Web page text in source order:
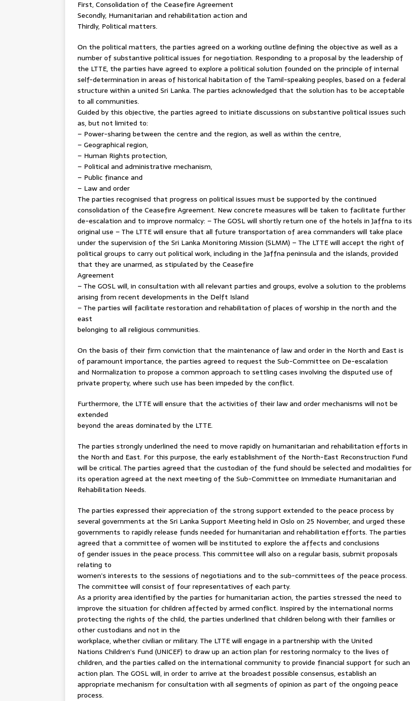
First, Consolidation of the Ceasefire Agreement
Secondly, Humanitarian and rehabilitation action and
Thirdly, Political matters.
On the political matters, the parties agreed on a working outline defining the objective as well as a
number of substantive political issues for negotiation. Responding to a proposal by the leadership of
the LTTE, the parties have agreed to explore a political solution founded on the principle of internal
self-determination in areas of historical habitation of the Tamil-speaking peoples, based on a federal
structure within a united Sri Lanka. The parties acknowledged that the solution has to be acceptable
to all communities.
Guided by this objective, the parties agreed to initiate discussions on substantive political issues such
as, but not limited to:
– Power-sharing between the centre and the region, as well as within the centre,
– Geographical region,
– Human Rights protection,
– Political and administrative mechanism,
– Public finance and
– Law and order
The parties recognised that progress on political issues must be supported by the continued
consolidation of the Ceasefire Agreement. New concrete measures will be taken to facilitate further
de-escalation and to improve normalcy: – The GOSL will shortly return one of the hotels in Jaffna to its
original use – The LTTE will ensure that all future transportation of area commanders will take place
under the supervision of the Sri Lanka Monitoring Mission (SLMM) – The LTTE will accept the right of
political groups to carry out political work, including in the Jaffna peninsula and the islands, provided
that they are unarmed, as stipulated by the Ceasefire
Agreement
– The GOSL will, in consultation with all relevant parties and groups, evolve a solution to the problems
arising from recent developments in the Delft Island
– The parties will facilitate restoration and rehabilitation of places of worship in the north and the
east
belonging to all religious communities.
On the basis of their firm conviction that the maintenance of law and order in the North and East is
of paramount importance, the parties agreed to request the Sub-Committee on De-escalation
and Normalization to propose a common approach to settling cases involving the disputed use of
private property, where such use has been impeded by the conflict.
Furthermore, the LTTE will ensure that the activities of their law and order mechanisms will not be
extended
beyond the areas dominated by the LTTE.
The parties strongly underlined the need to move rapidly on humanitarian and rehabilitation efforts in
the North and East. For this purpose, the early establishment of the North-East Reconstruction Fund
will be critical. The parties agreed that the custodian of the fund should be selected and modalities for
its operation agreed at the next meeting of the Sub-Committee on Immediate Humanitarian and
Rehabilitation Needs.
The parties expressed their appreciation of the strong support extended to the peace process by
several governments at the Sri Lanka Support Meeting held in Oslo on 25 November, and urged these
governments to rapidly release funds needed for humanitarian and rehabilitation efforts. The parties
agreed that a committee of women will be instituted to explore the affects and conclusions
of gender issues in the peace process. This committee will also on a regular basis, submit proposals
relating to
women’s interests to the sessions of negotiations and to the sub-committees of the peace process.
The committee will consist of four representatives of each party.
As a priority area identified by the parties for humanitarian action, the parties stressed the need to
improve the situation for children affected by armed conflict. Inspired by the international norms
protecting the rights of the child, the parties underlined that children belong with their families or
other custodians and not in the
workplace, whether civilian or military. The LTTE will engage in a partnership with the United
Nations Children’s Fund (UNICEF) to draw up an action plan for restoring normalcy to the lives of
children, and the parties called on the international community to provide financial support for such an
action plan. The GOSL will, in order to arrive at the broadest possible consensus, establish an
appropriate mechanism for consultation with all segments of opinion as part of the ongoing peace
process.